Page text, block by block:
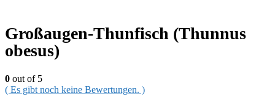
Großaugen-Thunfisch (Thunnus
obesus)
0 out of 5
( Es gibt noch keine Bewertungen. )